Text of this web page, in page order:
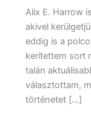
Alix E. Harrow
akivel
eddig is a
kerítettem sort
talán
választottam,
történetet […]